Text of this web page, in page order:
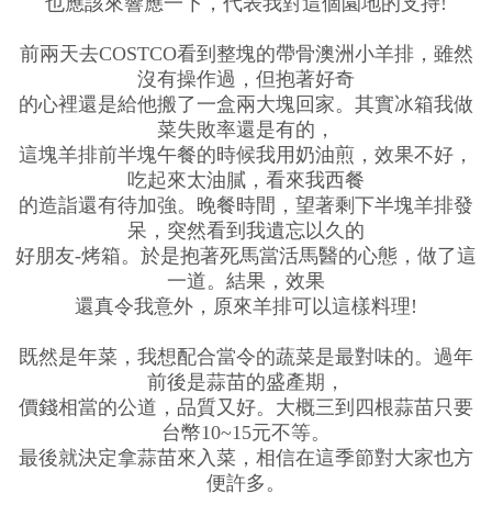
前兩天去COSTCO看到整塊的帶骨澳洲小羊排，雖然
沒有操作過，但抱著好奇
的心裡還是給他搬了一盒兩大塊回家。其實冰箱我做
菜失敗率還是有的，
這塊羊排前半塊午餐的時候我用奶油煎，效果不好，
吃起來太油膩，看來我西餐
的造詣還有待加強。晚餐時間，望著剩下半塊羊排發
呆，突然看到我遺忘以久的
好朋友-烤箱。於是抱著死馬當活馬醫的心態，做了這
一道。結果，效果
還真令我意外，原來羊排可以這樣料理!
既然是年菜，我想配合當令的蔬菜是最對味的。過年
前後是蒜苗的盛產期，
價錢相當的公道，品質又好。大概三到四根蒜苗只要
台幣10~15元不等。
最後就決定拿蒜苗來入菜，相信在這季節對大家也方
便許多。